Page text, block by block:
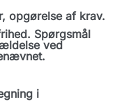
opgørelse af krav.
Spørgsmål
ved
i